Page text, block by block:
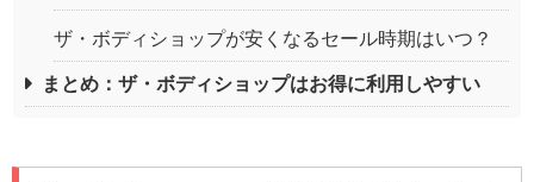
ザ・ボディショップが安くなるセール時期はいつ？
まとめ：ザ・ボディショップはお得に利用しやすい